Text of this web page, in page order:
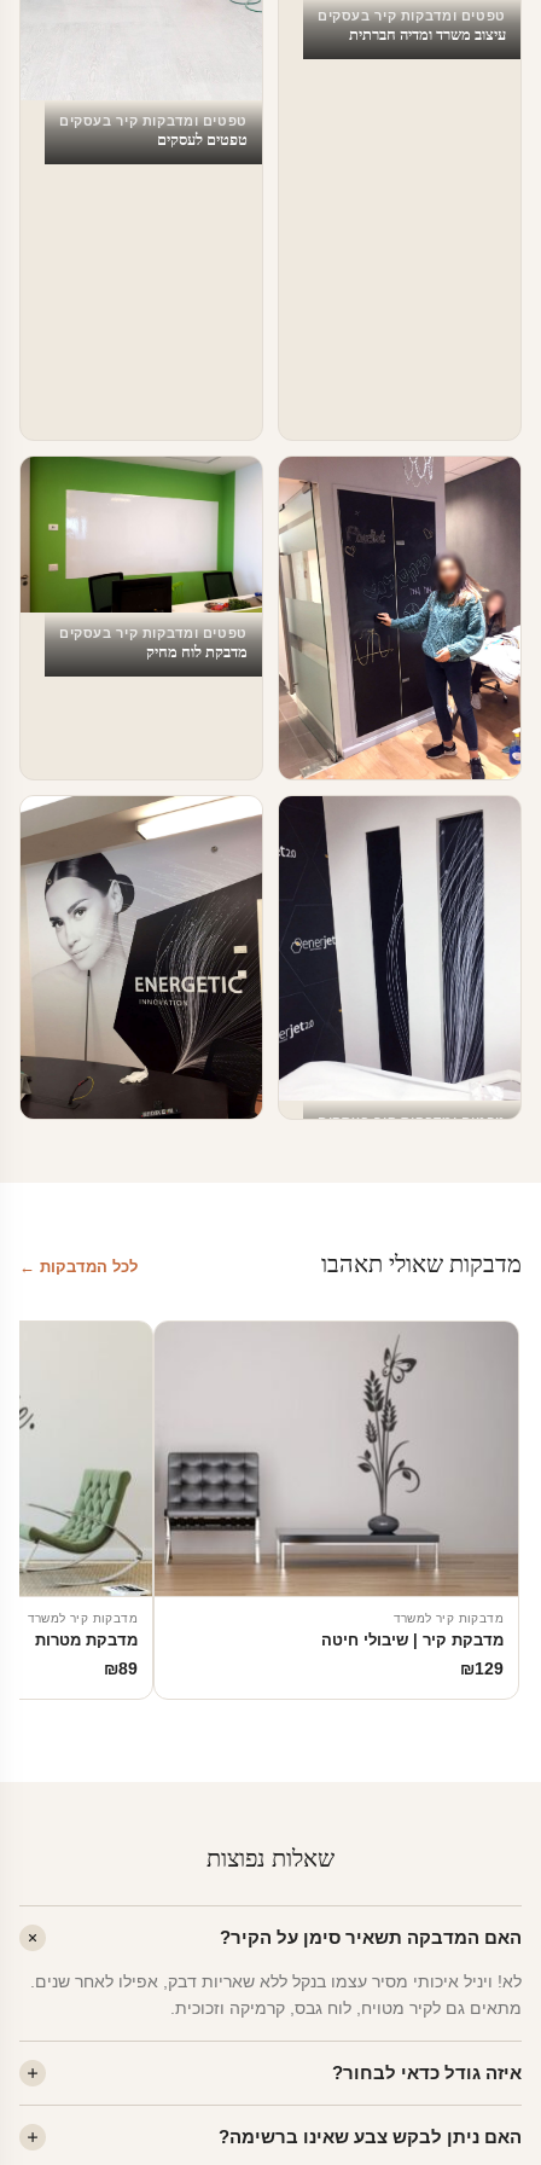
טפטים ומדבקות קיר בעסקים
עיצוב משרד ומדיה חברתית
טפטים ומדבקות קיר בעסקים
טפטים לעסקים
טפטים ומדבקות קיר בעסקים
מדבקת לוח מחיק
טפטים ומדבקות קיר בעסקים
מדבקת לוח מחיק
טפטים ומדבקות קיר בעסקים
מדבקות שאולי תאהבו לכל המדבקות ←
מדבקות קיר למשרד
מדבקת קיר | שיבולי חיטה
₪129
מדבקות קיר למשרד
מדבקת מטרות
₪89
שאלות נפוצות
האם המדבקה תשאיר סימן על הקיר?
לא! ויניל איכותי מסיר עצמו בנקל ללא שאריות דבק, אפילו לאחר שנים.
מתאים גם לקיר מטויח, לוח גבס, קרמיקה וזכוכית.
איזה גודל כדאי לבחור?
שינה של מבוגרים — L. לפינה קטנה — S.
האם ניתן לבקש צבע שאינו ברשימה?